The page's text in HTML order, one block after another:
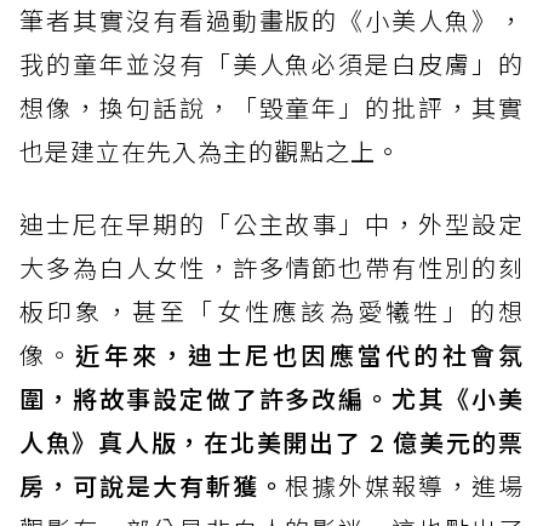
筆者其實沒有看過動畫版的《小美人魚》，
我的童年並沒有「美人魚必須是白皮膚」的
想像，換句話說，「毀童年」的批評，其實
也是建立在先入為主的觀點之上。
迪士尼在早期的「公主故事」中，外型設定
大多為白人女性，許多情節也帶有性別的刻
板印象，甚至「女性應該為愛犧牲」的想
像。近年來，迪士尼也因應當代的社會氛
圍，將故事設定做了許多改編。尤其《小美
人魚》真人版，在北美開出了 2 億美元的票
房，可說是大有斬獲。根據外媒報導，進場